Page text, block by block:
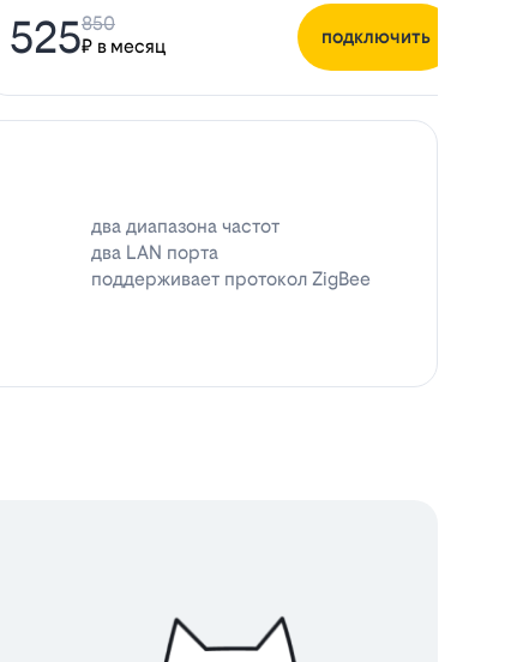
525₽ в месяц
850
подключить
два диапазона частот
два LAN порта
поддерживает протокол ZigBee